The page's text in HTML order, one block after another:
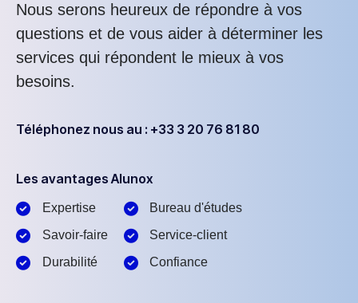
Nous serons heureux de répondre à vos
questions et de vous aider à déterminer les
services qui répondent le mieux à vos
besoins.
Téléphonez nous au : +33 3 20 76 81 80
Les avantages Alunox
Expertise
Savoir-faire
Durabilité
Bureau d'études
Service-client
Confiance